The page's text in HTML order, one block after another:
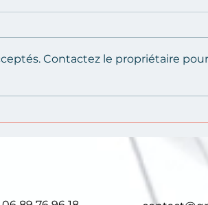
Contactez le propriétaire pour